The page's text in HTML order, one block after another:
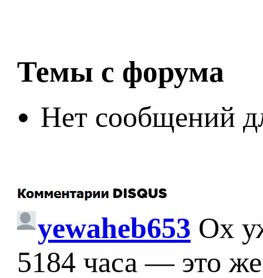
Темы с форума
Нет сообщений
yewaheb653 Ох
5184 часа — это